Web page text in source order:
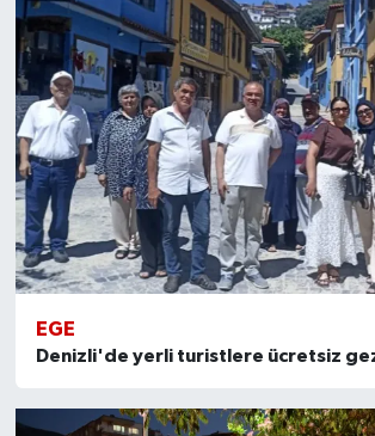
EGE
Denizli'de yerli turistlere ücretsiz